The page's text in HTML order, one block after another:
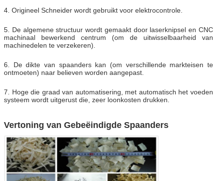
4. Origineel Schneider wordt gebruikt voor elektrocontrole.
5. De algemene structuur wordt gemaakt door laserknipsel en CNC
machinaal bewerkend centrum (om de uitwisselbaarheid van
machinedelen te verzekeren).
6. De dikte van spaanders kan (om verschillende markteisen te
ontmoeten) naar believen worden aangepast.
7. Hoge die graad van automatisering, met automatisch het voeden
systeem wordt uitgerust die, zeer loonkosten drukken.
Vertoning van Gebeëindigde Spaanders